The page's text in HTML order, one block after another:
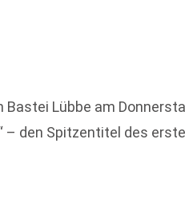
Lübbe am
– den Spitzentitel des